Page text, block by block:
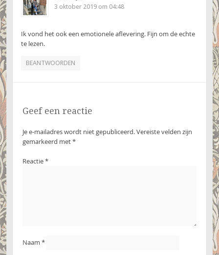
3 oktober 2019 om 04:48
Ik vond het ook een emotionele aflevering. Fijn om de echte
te lezen.
BEANTWOORDEN
Geef een reactie
Je e-mailadres wordt niet gepubliceerd.Vereiste velden zijn
gemarkeerd met*
Reactie*
Naam *